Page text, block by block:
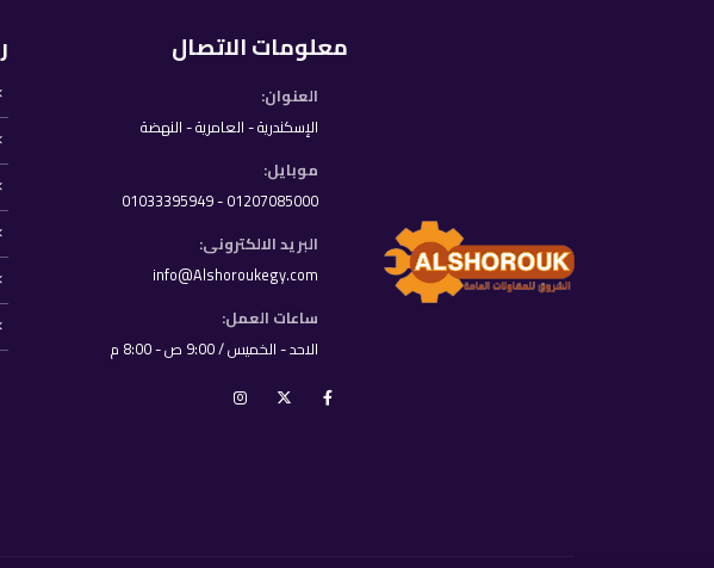
معلومات الاتصال
العنوان:
الإسكندرية - العامرية - النهضة
موبايل:
01207085000 - 01033395949
البريد الالكترونى:
info@Alshoroukegy.com
ساعات العمل:
الاحد - الخميس / 9:00 ص - 8:00 م